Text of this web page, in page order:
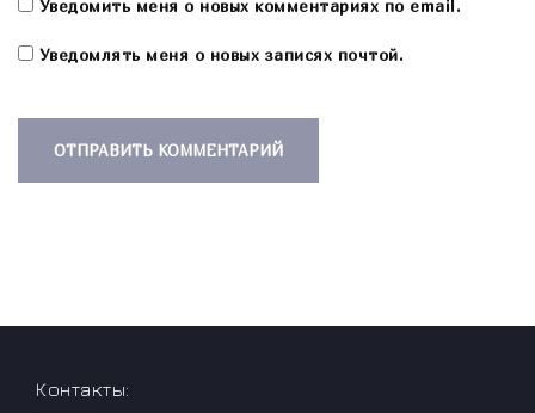
Уведомить меня о новых комментариях по email.
Уведомлять меня о новых записях почтой.
Контакты: